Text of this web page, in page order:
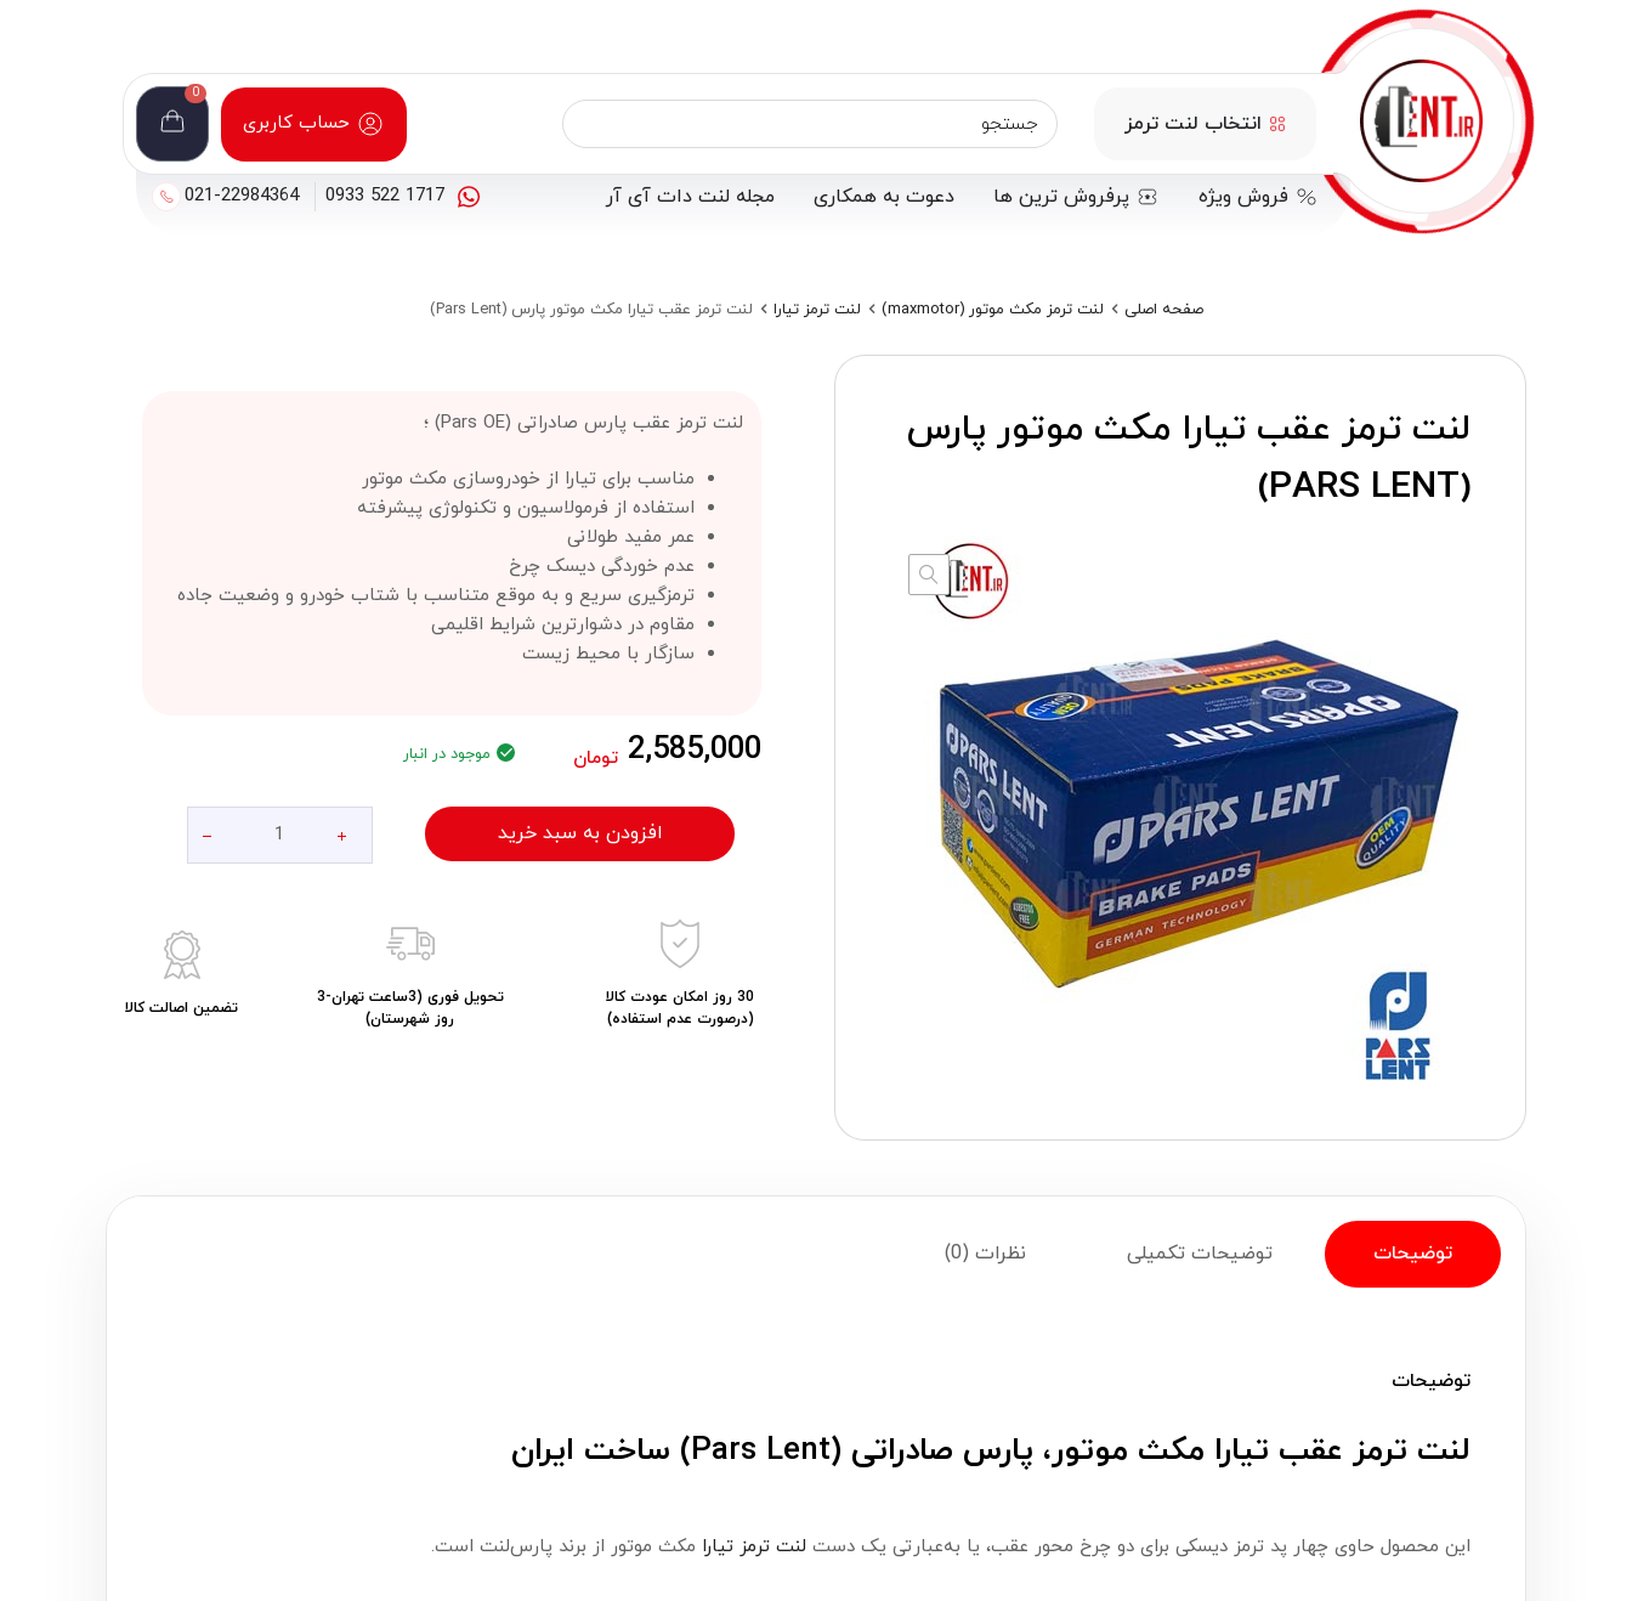
انتخاب لنت ترمز حساب کاربری
0
فروش ویژه پرفروش ترین ها دعوت به همکاری مجله لنت دات آی آر 1717 522 0933
021-22984364
صفحه اصلی لنت ترمز مکث موتور (maxmotor) لنت ترمز تیارا لنت ترمز عقب تیارا مکث موتور پارس (Pars Lent)
لنت ترمز عقب تیارا مکث موتور پارس
(PARS LENT)
لنت ترمز عقب پارس صادراتی (Pars OE) ؛
مناسب برای تیارا از خودروسازی مکث موتور
استفاده از فرمولاسیون و تکنولوژی پیشرفته
عمر مفید طولانی
عدم خوردگی دیسک چرخ
ترمزگیری سریع و به موقع متناسب با شتاب خودرو و وضعیت جاده
مقاوم در دشوارترین شرایط اقلیمی
سازگار با محیط زیست
2,585,000 تومان موجود در انبار
افزودن به سبد خرید
30 روز امکان عودت کالا
(درصورت عدم استفاده)
تحویل فوری (3ساعت تهران-3
روز شهرستان)
تضمین اصالت کالا
توضیحات توضیحات تکمیلی نظرات (0)
توضیحات
لنت ترمز عقب تیارا مکث موتور، پارس صادراتی (Pars Lent) ساخت ایران
این محصول حاوی چهار پد ترمز دیسکی برای دو چرخ محور عقب، یا به‌عبارتی یک دست لنت ترمز تیارا مکث موتور از برند پارس‌لنت است.